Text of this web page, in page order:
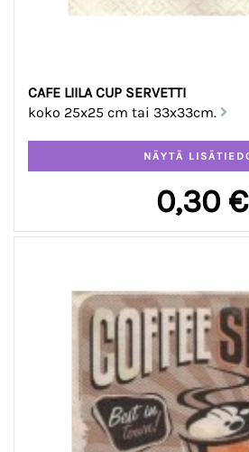
CAFE LIILA CUP SERVETTI
koko 25x25 cm tai 33x33cm.
0,30 €